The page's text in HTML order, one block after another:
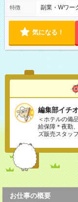
特徴 副業・Wワー
気になる！
編集部イチ
＜ホテルの備
給保障＊夜勤
ズ販売スタッ
お仕事の概要